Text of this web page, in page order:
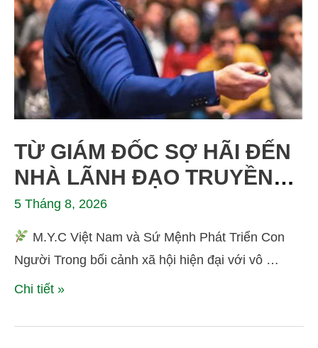
TỪ GIÁM ĐỐC SỢ HÃI ĐẾN
NHÀ LÃNH ĐẠO TRUYỀN
CẢM HỨNG: HÀNH TRÌNH
THAM VẤN TRỊ LIỆU CỦA
MỘT DOANH NHÂN
5 Tháng 8, 2026
M.Y.C Việt Nam và Sứ Mệnh Phát Triển Con
Người Trong bối cảnh xã hội hiện đại với vô …
Chi tiết »